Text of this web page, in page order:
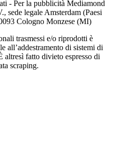
- Per la pubblicità Mediamond
sede legale Amsterdam (Paesi
Cologno Monzese (MI)
trasmessi e/o riprodotti è
all’addestramento di sistemi di
altresì fatto divieto espresso di
scraping.